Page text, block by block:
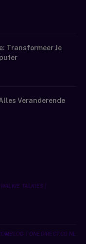
Transformeer Je
Veranderende
TALKIES |
| ONEDIRECT.CO.NL